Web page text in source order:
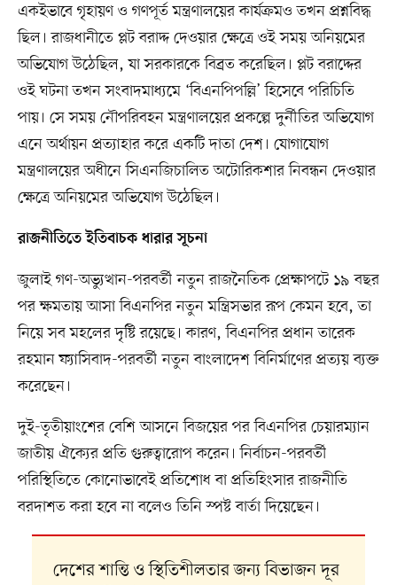
একইভাবে গৃহায়ণ ও গণপূর্ত মন্ত্রণালয়ের কার্যক্রমও তখন প্রশ্নবিদ্ধ
ছিল। রাজধানীতে প্লট বরাদ্দ দেওয়ার ক্ষেত্রে ওই সময় অনিয়মের
অভিযোগ উঠেছিল, যা সরকারকে বিব্রত করেছিল। প্লট বরাদ্দের
ওই ঘটনা তখন সংবাদমাধ্যমে ‘বিএনপিপল্লি’ হিসেবে পরিচিতি
পায়। সে সময় নৌপরিবহন মন্ত্রণালয়ের প্রকল্পে দুর্নীতির অভিযোগ
এনে অর্থায়ন প্রত্যাহার করে একটি দাতা দেশ। যোগাযোগ
মন্ত্রণালয়ের অধীনে সিএনজিচালিত অটোরিকশার নিবন্ধন দেওয়ার
ক্ষেত্রে অনিয়মের অভিযোগ উঠেছিল।
রাজনীতিতে ইতিবাচক ধারার সূচনা
জুলাই গণ-অভ্যুত্থান-পরবর্তী নতুন রাজনৈতিক প্রেক্ষাপটে ১৯ বছর
পর ক্ষমতায় আসা বিএনপির নতুন মন্ত্রিসভার রূপ কেমন হবে, তা
নিয়ে সব মহলের দৃষ্টি রয়েছে। কারণ, বিএনপির প্রধান তারেক
রহমান ফ্যাসিবাদ-পরবর্তী নতুন বাংলাদেশ বিনির্মাণের প্রত্যয় ব্যক্ত
করেছেন।
দুই-তৃতীয়াংশের বেশি আসনে বিজয়ের পর বিএনপির চেয়ারম্যান
জাতীয় ঐক্যের প্রতি গুরুত্বারোপ করেন। নির্বাচন-পরবর্তী
পরিস্থিতিতে কোনোভাবেই প্রতিশোধ বা প্রতিহিংসার রাজনীতি
বরদাশত করা হবে না বলেও তিনি স্পষ্ট বার্তা দিয়েছেন।
দেশের শান্তি ও স্থিতিশীলতার জন্য বিভাজন দূর